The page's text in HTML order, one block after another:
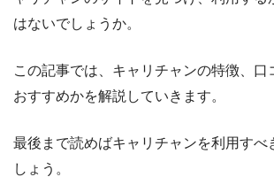
はないでしょうか。
この記事では、キャリチャンの特徴、口
おすすめかを解説していきます。
最後まで読めばキャリチャンを利用すべ
しょう。